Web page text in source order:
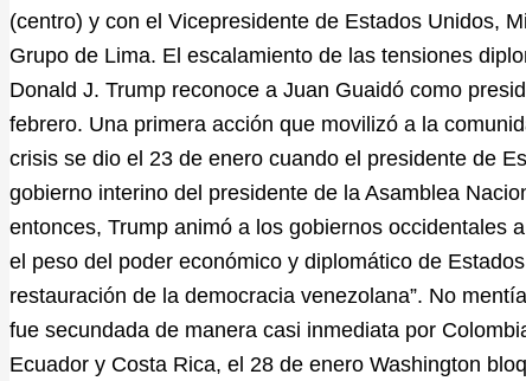
(centro) y con el Vicepresidente de Estados Unidos,
Grupo de Lima. El escalamiento de las tensiones
Donald J. Trump reconoce a Juan Guaidó como
febrero. Una primera acción que movilizó a la
crisis se dio el 23 de enero cuando el presidente de
gobierno interino del presidente de la Asamblea
entonces, Trump animó a los gobiernos occidentales
el peso del poder económico y diplomático de
restauración de la democracia venezolana”. No
fue secundada de manera casi inmediata por
Ecuador y Costa Rica, el 28 de enero Washington